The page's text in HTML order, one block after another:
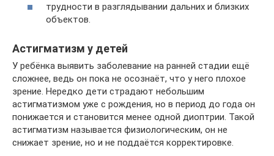
трудности в разглядывании дальних и близких
объектов.
Астигматизм у детей
У ребёнка выявить заболевание на ранней стадии ещё
сложнее, ведь он пока не осознаёт, что у него плохое
зрение. Нередко дети страдают небольшим
астигматизмом уже с рождения, но в период до года он
понижается и становится менее одной диоптрии. Такой
астигматизм называется физиологическим, он не
снижает зрение, но и не поддаётся корректировке.